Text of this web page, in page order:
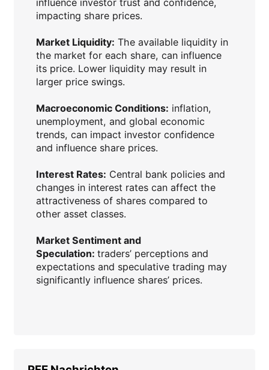
impacting share prices.
Market Liquidity: The available liquidity in
the market for each share, can influence
its price. Lower liquidity may result in
larger price swings.
Macroeconomic Conditions: inflation,
unemployment, and global economic
trends, can impact investor confidence
and influence share prices.
Interest Rates: Central bank policies and
changes in interest rates can affect the
attractiveness of shares compared to
other asset classes.
Market Sentiment and
Speculation: traders’ perceptions and
expectations and speculative trading may
significantly influence shares’ prices.